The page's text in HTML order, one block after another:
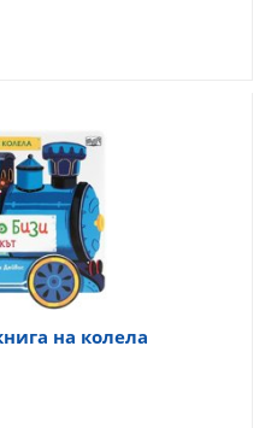
на колела